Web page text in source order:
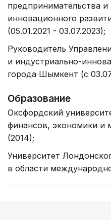
предпринимательства
инновационного
(05.01.2021 - 03.07.2023);
Руководитель
и индустриально-
города Шымкент (с
Образование
Оксфордский
финансов, экономики и
(2014);
Университет
в области